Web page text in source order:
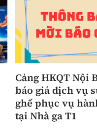
Cảng HKQT Nội
báo giá dịch vụ
ghế phục vụ
tại Nhà ga T1